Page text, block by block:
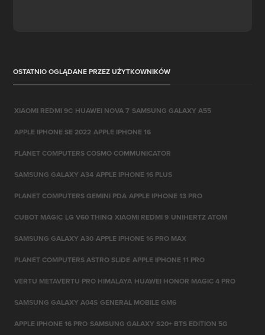
OSTATNIO OGLĄDANE PRZEZ UŻYTKOWNIKÓW
XIAOMI REDMI 9C HUAWEI NOVA 7 SAMSUNG GALAXY A55
APPLE IPHONE SE 2022 APPLE IPHONE 16
PLANET COMPUTERS COSMO COMMUNICATOR
SAMSUNG GALAXY A34 APPLE IPHONE 16 PLUS
PLANET COMPUTERS GEMINI PDA APPLE IPHONE 13 PRO
CUBOT MAGIC LG V60 THINQ XIAOMI REDMI 9 UNIHERTZ ATOM
SAMSUNG GALAXY A30 APPLE IPHONE 16 PRO MAX
PLANET COMPUTERS ASTRO SLIDE APPLE IPHONE 11 PRO
VERTU METAVERTU PRO HIMALAYA HUAWEI HONOR MAGIC 4 PRO
SAMSUNG GALAXY A04S GENERAL MOBILE GM6
APPLE IPHONE 16 PRO SAMSUNG GALAXY S20+ BTS EDITION 5G